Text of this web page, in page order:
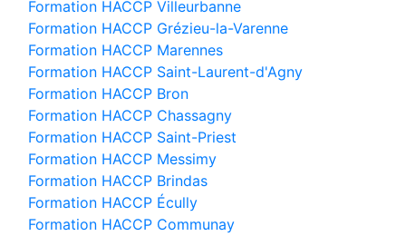
Formation HACCP Villeurbanne
Formation HACCP Grézieu-la-Varenne
Formation HACCP Marennes
Formation HACCP Saint-Laurent-d'Agny
Formation HACCP Bron
Formation HACCP Chassagny
Formation HACCP Saint-Priest
Formation HACCP Messimy
Formation HACCP Brindas
Formation HACCP Écully
Formation HACCP Communay